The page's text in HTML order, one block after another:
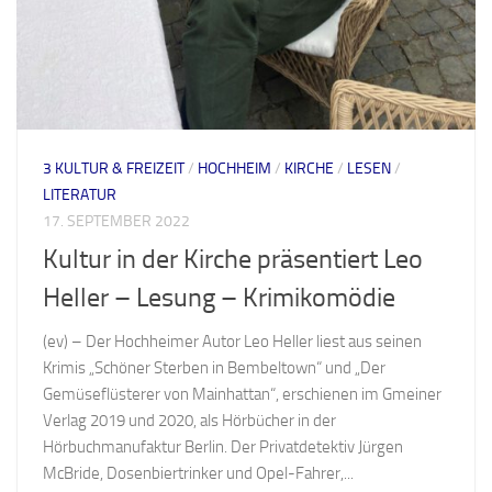
3 KULTUR & FREIZEIT/ HOCHHEIM / KIRCHE / LESEN/
LITERATUR
17. SEPTEMBER 2022
Kultur in der Kirche präsentiert Leo
Heller – Lesung – Krimikomödie
(ev) – Der Hochheimer Autor Leo Heller liest aus seinen
Krimis „Schöner Sterben in Bembeltown“ und „Der
Gemüseflüsterer von Mainhattan“, erschienen im Gmeiner
Verlag 2019 und 2020, als Hörbücher in der
Hörbuchmanufaktur Berlin. Der Privatdetektiv Jürgen
McBride, Dosenbiertrinker und Opel-Fahrer,...